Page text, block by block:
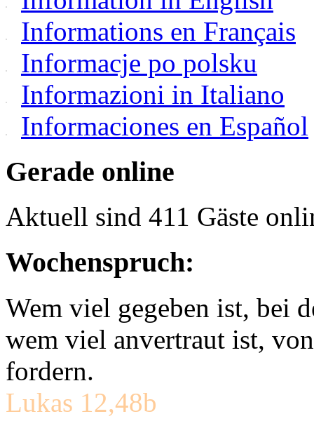
Informations en Français
Informacje po polsku
Informazioni in Italiano
Informaciones en Español
Gerade online
Aktuell sind 411 Gäste
Wochenspruch:
Wem viel gegeben ist, bei
wem viel anvertraut ist,
fordern.
Lukas 12,48b